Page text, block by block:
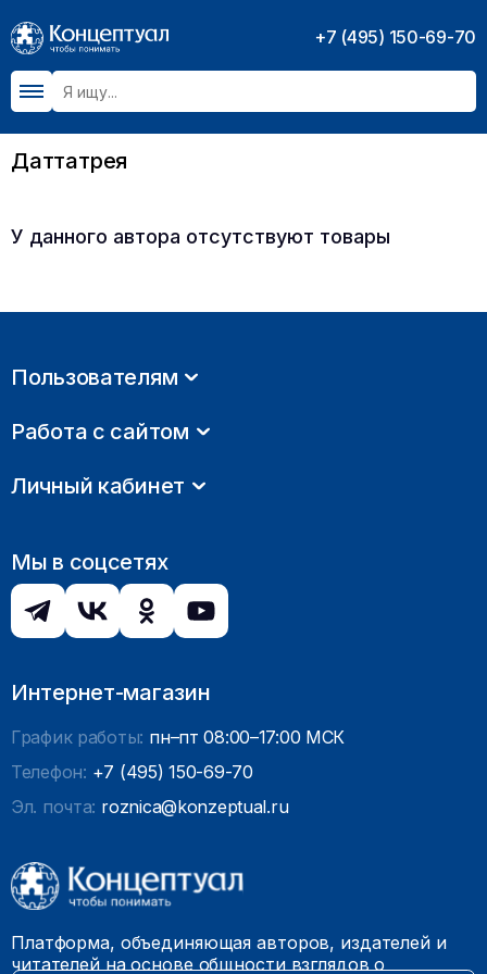
+7 (495) 150-69-70
Даттатрея
У данного автора отсутствуют товары
Пользователям
Работа с сайтом
Личный кабинет
Мы в соцсетях
Интернет-магазин
График работы: пн–пт 08:00–17:00 МСК
Телефон: +7 (495) 150-69-70
Эл. почта: roznica@konzeptual.ru
Платформа, объединяющая авторов, издателей и
читателей на основе общности взглядов о